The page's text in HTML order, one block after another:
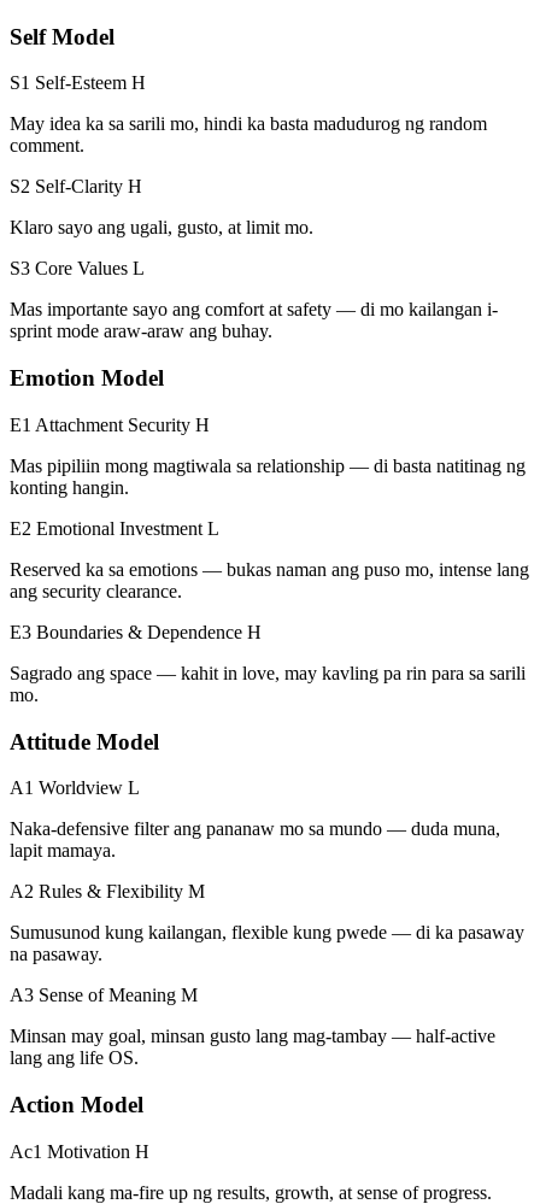
Self Model
S1 Self-Esteem H
May idea ka sa sarili mo, hindi ka basta madudurog ng random
comment.
S2 Self-Clarity H
Klaro sayo ang ugali, gusto, at limit mo.
S3 Core Values L
Mas importante sayo ang comfort at safety — di mo kailangan i-
sprint mode araw-araw ang buhay.
Emotion Model
E1 Attachment Security H
Mas pipiliin mong magtiwala sa relationship — di basta natitinag ng
konting hangin.
E2 Emotional Investment L
Reserved ka sa emotions — bukas naman ang puso mo, intense lang
ang security clearance.
E3 Boundaries & Dependence H
Sagrado ang space — kahit in love, may kavling pa rin para sa sarili
mo.
Attitude Model
A1 Worldview L
Naka-defensive filter ang pananaw mo sa mundo — duda muna,
lapit mamaya.
A2 Rules & Flexibility M
Sumusunod kung kailangan, flexible kung pwede — di ka pasaway
na pasaway.
A3 Sense of Meaning M
Minsan may goal, minsan gusto lang mag-tambay — half-active
lang ang life OS.
Action Model
Ac1 Motivation H
Madali kang ma-fire up ng results, growth, at sense of progress.